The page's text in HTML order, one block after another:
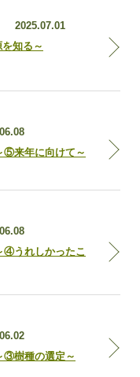
2025.07.01
知る～
来年に向けて～
うれしかったこ
樹種の選定～